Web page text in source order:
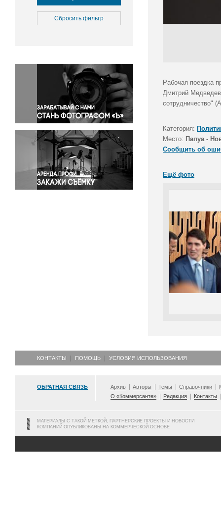
Культура
Медицина
Окружающая среда
Политика
Правосудие
Происшествия и конфликты
Религия
Светская жизнь
Спорт
Экология
Экономика и бизнес
Сбросить фильтр
Рабочая поездка
Дмитрий Медведев
сотрудничество"
Категория:
Место: Папуа -
Сообщить об
Ещё фото
КОНТАКТЫ ПОМОЩЬ УСЛОВИЯ ИСПОЛЬЗОВАНИЯ
ОБРАТНАЯ СВЯЗЬ Архив Авторы Темы Справочники
О «Коммерсанте»
Редакция Контакты
МАТЕРИАЛЫ С ТАКОЙ МЕТКОЙ, ПАРТНЕРСКИЕ ПРОЕКТЫ И НОВОСТИ
КОМПАНИЙ ОПУБЛИКОВАНЫ НА КОММЕРЧЕСКОЙ ОСНОВЕ